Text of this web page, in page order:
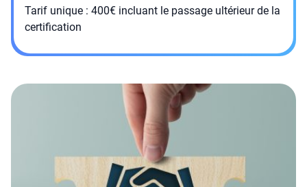
Tarif unique : 400€ incluant le passage ultérieur de la
certification